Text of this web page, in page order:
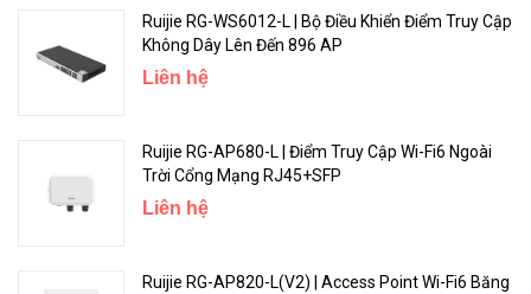
Maximum power
consumption
≤3.5W
Dimensions
<Hotline: 0828.011.011 - (028)7300.2021 - VoHoang.vn
Ruijie RG-WS6012-L | Bộ Điều Khiển Điểm Truy Cập
Không Dây Lên Đến 896 AP
Liên hệ
Ruijie RG-AP680-L | Điểm Truy Cập Wi-Fi6 Ngoài
Trời Cổng Mạng RJ45+SFP
Liên hệ
Ruijie RG-AP820-L(V2) | Access Point Wi-Fi6 Băng